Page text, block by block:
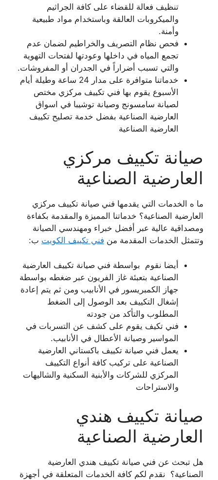
تنظيف فعالة للقضاء على كافة الجراثيم
والميكروبات العالقة وباستخدام مواد طبيعية
وأمنة.
فحص نظام التصريف والخراطيم لضمان عدم
تجمع المياه في داخلها وعودتها لفتحات التهوية
والتي تسبب أضراراً في الجدران أو المفروشات.
خدماتنا متوافرة على مدار 24 ساعة وطيلة أيام
الأسبوع يقوم بها فني تكييف مركزي مختص
لصيانة سامسونج وصيانة توشيبا في اسواق
العارضية الصناعية بفضل خدمة تصليح تكييف
العارضية الصناعية
صيانة تكييف مركزي
العارضية الصناعية
ما ه الخدمات التي يقدمها فني صيانة تكييف مركزي
العارضية الصناعية؟ خدماتنا المميزة والمقدمة بكفاءة
ومصداقية عالية عبر أفضل خبراء ومهندسي الصيانة
وتتمثل الخدمات المقدمة من فني تكييف الكويت ب:
أيضا نقوم بواسطة فني صيانة تكييف العارضية
الصناعية بتعبئة غاز الفريون عبر ضغطه بواسطة
جهاز الكمبريسور في الأنابيب ومن ثم يتم إعادة
إشغال التكييف بعد الوصول إلى الضغط
المطلوب والتأكد من جودته
فني تكيف يقوم على كشف عن التسربات في
المواسير وصيانة الأعطال في الأنابيب.
يعمل فني صيانة تكييف باكستاني العارضية
الصناعية على تركيب كافة أنواع التكييف
المركزي للشركات والأبنية السكنية والشاليهات
والاستراحات
صيانة تكييف هندي
العارضية الصناعية
هل تبحث عن فني صيانة تكييف هندي العارضية
الصناعية؟ نقدم لكم كافة الخدمات المتعلقة في أجهزة